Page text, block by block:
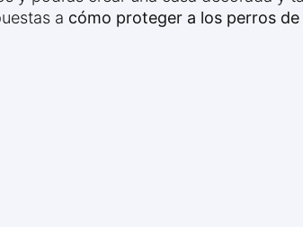
a cómo proteger a los perros